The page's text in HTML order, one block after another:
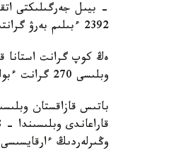
- بيىل جەرگىلىكتى
2392 ءبىلىم بەرۋ گرانتىن ءبولدى،-دەلىنگەن مينيسترلىك حابارلاماسىندا.
وبلىسى 270 گرانت ءبولدى.
وڭىرلەردىڭ ءارقايسىسى 100 گە جۋىق گرانت ۇسىندى.